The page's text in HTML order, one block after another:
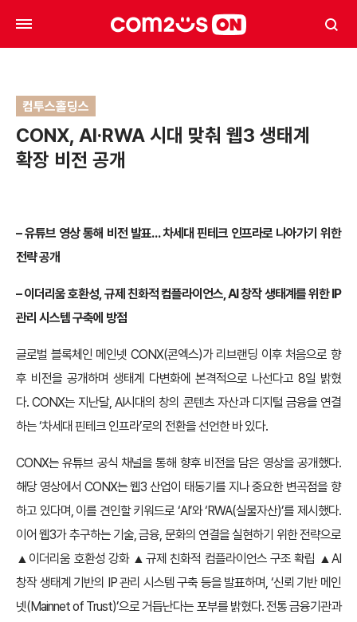
컴투스홀딩스
CONX, AI·RWA 시대 맞춰 웹3 생태계
확장 비전 공개
– 유튜브 영상 통해 비전 발표… 차세대 핀테크 인프라로 나아가기 위한
전략 공개
– 이더리움 호환성, 규제 친화적 컴플라이언스, AI 창작 생태계를 위한 IP
관리 시스템 구축에 방점
글로벌 블록체인 메인넷 CONX(콘엑스)가 리브랜딩 이후 처음으로 향
후 비전을 공개하며 생태계 다변화에 본격적으로 나선다고 8일 밝혔
다. CONX는 지난달, AI시대의 창의 콘텐츠 자산과 디지털 금융을 연결
하는 ‘차세대 핀테크 인프라’로의 전환을 선언한 바 있다.
CONX는 유튜브 공식 채널을 통해 향후 비전을 담은 영상을 공개했다.
해당 영상에서 CONX는 웹3 산업이 태동기를 지나 중요한 변곡점을 향
하고 있다며, 이를 견인할 키워드로 ‘AI’와 ‘RWA(실물자산)’를 제시했다.
이어 웹3가 추구하는 기술, 금융, 문화의 연결을 실현하기 위한 전략으로
▲이더리움 호환성 강화 ▲규제 친화적 컴플라이언스 구조 확립 ▲AI
창작 생태계 기반의 IP 관리 시스템 구축 등을 발표하며, ‘신뢰 기반 메인
넷(Mainnet of Trust)’으로 거듭난다는 포부를 밝혔다. 전통 금융기관과